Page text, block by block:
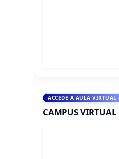
ACCEDE A AULA VIRTUAL
CAMPUS VIRTUAL